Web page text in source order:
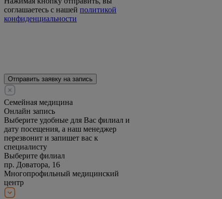
соглашаетесь с нашей политикой
конфиденциальности
Отправить заявку на запись
Семейная медицина
Онлайн запись
Выберите удобные для Вас филиал и
дату посещения, а наш менеджер
перезвонит и запишет вас к
специалисту
Выберите филиал
пр. Доватора, 16
Многопрофильный медицинский
центр